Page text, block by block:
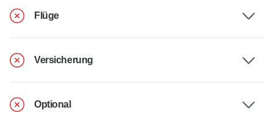
Flüge
Versicherung
Optional